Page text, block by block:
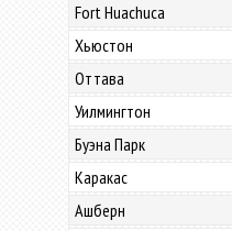
Fort Huachuca
Хьюстон
Оттава
Уилмингтон
Буэна Парк
Каракас
Ашберн